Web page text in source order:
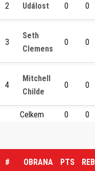
2 Událost 0 0
3
Seth
Clemens
0 0
4
Mitchell
Childe
0 0
Celkem 0 0
# OBRANA PTS REB